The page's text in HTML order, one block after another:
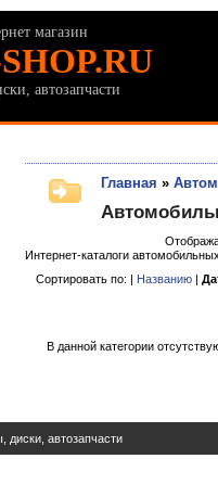
магазин
автозапчасти
Главная »
Интернет-каталоги
Сортировать по: | Названию |
В данной категории
диски, автозапчасти